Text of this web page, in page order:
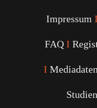
Impressum I
FAQ I
I Mediadaten
Studien